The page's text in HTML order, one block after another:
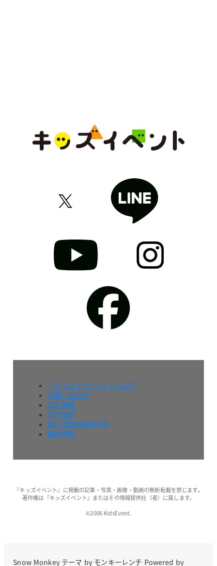
『キッズイベント』について
お問い合わせ
広告掲載
利用規約
個人情報の取扱方針
媒体資料
『キッズイベント』に掲載の記事・写真・画像・動画の無断転載を禁じます。
著作権は『キッズイベント』またはその情報提供社（者）に属します。
©2006 KidsEvent.
Snow Monkeyテーマ by モンキーレンチ Powered by